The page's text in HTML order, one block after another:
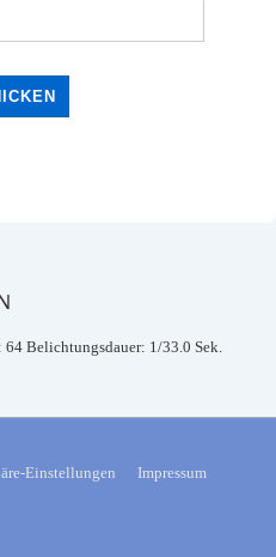
64 Belichtungsdauer: 1/33.0 Sek.
Einstellungen
Impressum